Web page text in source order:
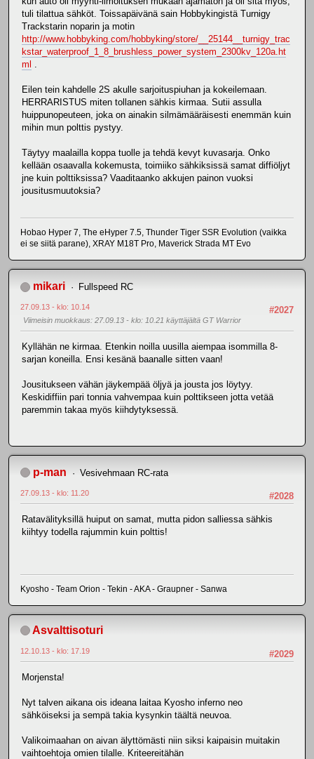
tuli tilattua sähköt. Toissapäivänä sain Hobbykingistä Turnigy
Trackstarin noparin ja motin
http://www.hobbyking.com/hobbyking/store/__25144__turnigy_trac
kstar_waterproof_1_8_brushless_power_system_2300kv_120a.ht
ml
Eilen tein kahdelle 2S akulle sarjoituspiuhan ja kokeilemaan.
HERRARISTUS miten tollanen sähkis kirmaa. Sutii assulla
huippunopeuteen, joka on ainakin silmämääräisesti enemmän kuin
mihin mun polttis pystyy.
Täytyy maalailla koppa tuolle ja tehdä kevyt kuvasarja. Onko
kellään osaavalla kokemusta, toimiiko sähkiksissä samat diffiöljyt
jne kuin polttiksissa? Vaaditaanko akkujen painon vuoksi
jousitusmuutoksia?
Hobao Hyper 7, The eHyper 7.5, Thunder Tiger SSR Evolution (vaikka
ei se siitä parane), XRAY M18T Pro, Maverick Strada MT Evo
mikari Fullspeed RC
#2027
27.09.13 - klo: 10.14
Viimeisin muokkaus: 27.09.13 - klo: 10.21 käyttäjältä GT Warrior
Kyllähän ne kirmaa. Etenkin noilla uusilla aiempaa isommilla 8-
sarjan koneilla. Ensi kesänä baanalle sitten vaan!
Jousitukseen vähän jäykempää öljyä ja jousta jos löytyy.
Keskidiffiin pari tonnia vahvempaa kuin polttikseen jotta vetää
paremmin takaa myös kiihdytyksessä.
p-man Vesivehmaan RC-rata
#2028
27.09.13 - klo: 11.20
Ratavälityksillä huiput on samat, mutta pidon salliessa sähkis
kiihtyy todella rajummin kuin polttis!
Kyosho - Team Orion - Tekin - AKA - Graupner - Sanwa
Asvalttisoturi
#2029
12.10.13 - klo: 17.19
Morjensta!
Nyt talven aikana ois ideana laitaa Kyosho inferno neo
sähköiseksi ja sempä takia kysynkin täältä neuvoa.
Valikoimaahan on aivan älyttömästi niin siksi kaipaisin muitakin
vaihtoehtoja omien tilalle. Kriteereitähän